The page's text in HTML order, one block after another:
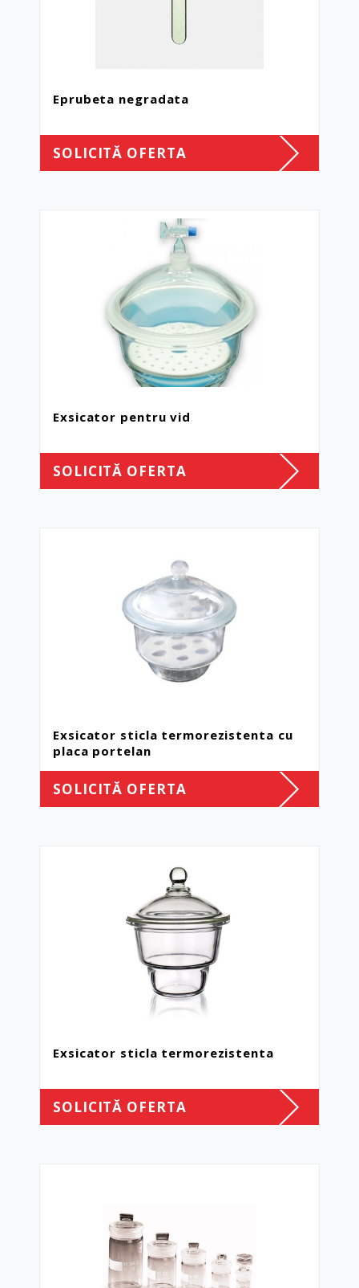
Eprubeta negradata
SOLICITĂ OFERTA
Exsicator pentru vid
SOLICITĂ OFERTA
Exsicator sticla termorezistenta cu
placa portelan
SOLICITĂ OFERTA
Exsicator sticla termorezistenta
SOLICITĂ OFERTA